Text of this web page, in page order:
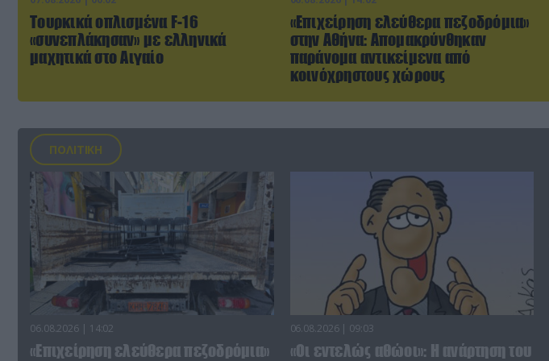
Τουρκικά οπλισμένα F-16
«συνεπλάκησαν» με ελληνικά
μαχητικά στο Αιγαίο
«Επιχείρηση ελεύθερα πεζοδρόμια»
στην Αθήνα: Απομακρύνθηκαν
παράνομα αντικείμενα από
κοινόχρηστους χώρους
ΠΟΛΙΤΙΚΗ
06.08.2026 | 14:02
«Επιχείρηση ελεύθερα πεζοδρόμια»
06.08.2026 | 09:03
«Οι εντελώς αθώοι»: Η ανάρτηση του